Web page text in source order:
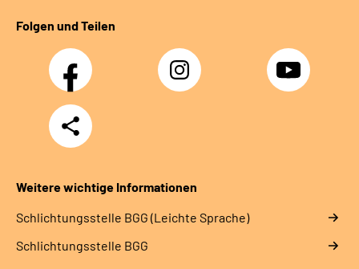
Folgen und Teilen
Facebook Instagram YouTube
Teilen
Weitere wichtige Informationen
Schlich­tungs­stel­le BGG (Leichte Sprache)
Schlich­tungs­stel­le BGG